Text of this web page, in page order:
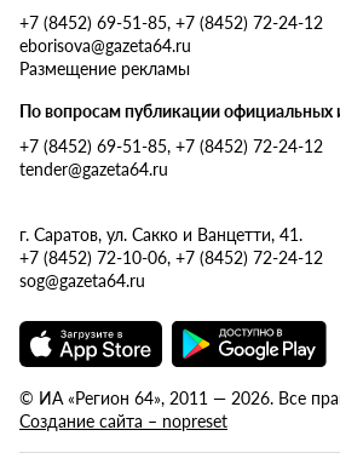
+7 (8452) 69-51-85, +7 (8452) 72-24-12
eborisova@gazeta64.ru
Размещение рекламы
По вопросам публикации официальных
+7 (8452) 69-51-85, +7 (8452) 72-24-12
tender@gazeta64.ru
г. Саратов, ул. Сакко и Ванцетти, 41.
+7 (8452) 72-10-06, +7 (8452) 72-24-12
sog@gazeta64.ru
© ИА «Регион 64», 2011 — 2026. Все
Создание сайта – nopreset